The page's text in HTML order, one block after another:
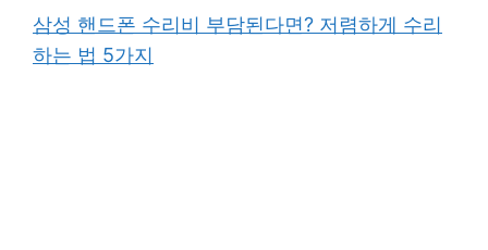
삼성 핸드폰 수리비 부담된다면? 저렴하게 수리
하는 법 5가지